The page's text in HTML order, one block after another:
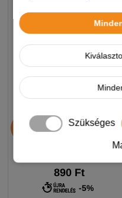
Szükséges
Chicopee HNL Protein Bar
jutalomfalat 25g
890 Ft
-5%